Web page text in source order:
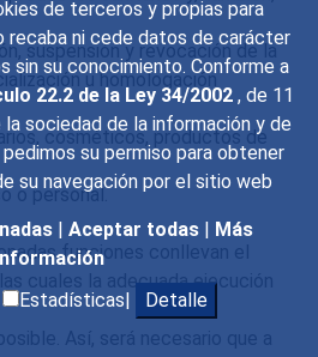
de terceros y propias para
recaba ni cede datos de carácter
sin su conocimiento. Conforme a
22.2 de la Ley 34/2002 , de 11
sociedad de la información y de
su permiso para obtener
su navegación por el sitio web
| Aceptar todas | Más
Estadísticas| Detalle
suspensión y revocación de la
u homologación
cosméticos, productos de
o personal.
funciones conllevan el
cuales la adecuada ejecución
Así, será necesario que a